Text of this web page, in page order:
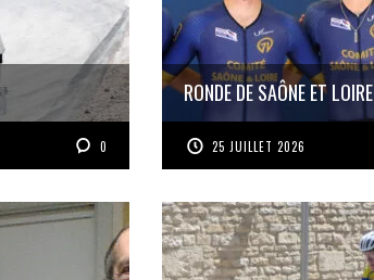
0
RONDE DE SAÔNE ET LOIRE
25 JUILLET 2026